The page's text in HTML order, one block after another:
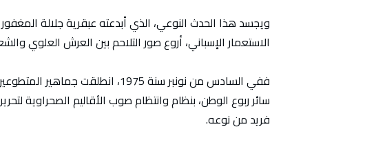
ويجسد هذا الحدث النوعي، الذي أبدعته عبقرية جلالة المغفور
الاستعمار الإسباني، أروع صور التلاحم بين العرش العلوي
ففي السادس من نونبر سنة 1975،
سائر ربوع الوطن، بنظام وانتظام صوب الأقاليم الصحراوية
فريد من نوعه.